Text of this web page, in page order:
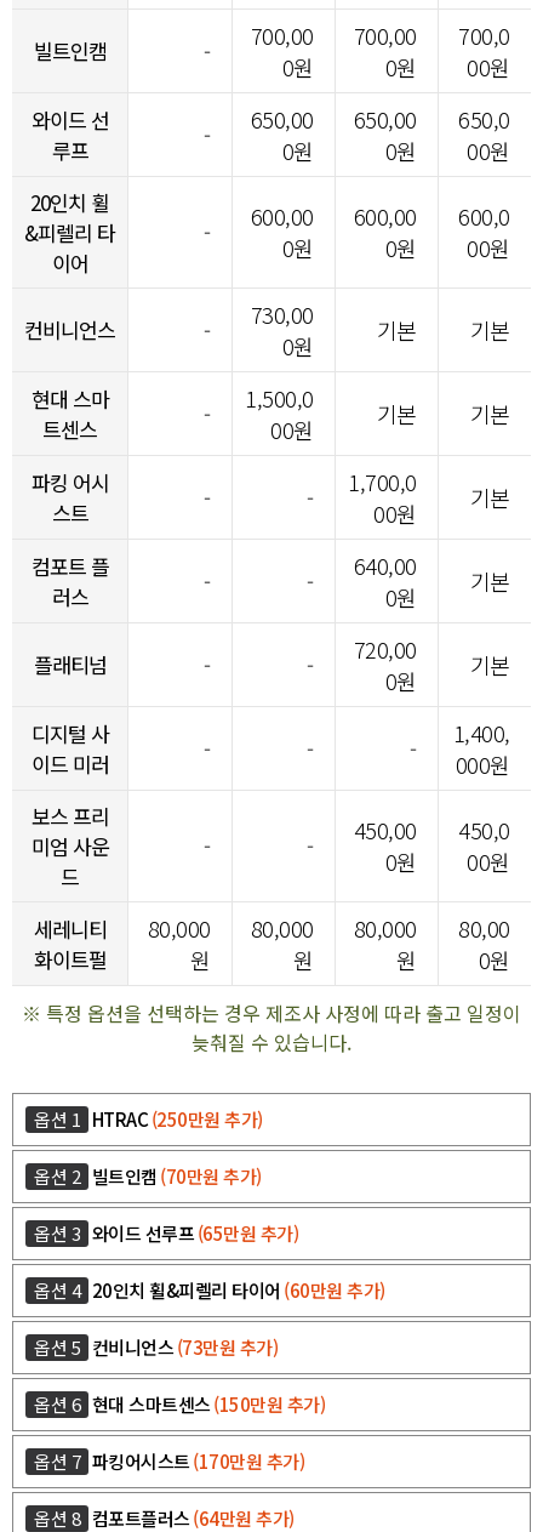
빌트인캠 -
700,00
0원
700,00
0원
700,0
00원
와이드 선
루프
-
650,00
0원
650,00
0원
650,0
00원
20인치 휠
&피렐리 타
이어
-
600,00
0원
600,00
0원
600,0
00원
컨비니언스 -
730,00
0원
기본 기본
현대 스마
트센스
-
1,500,0
00원
기본 기본
파킹 어시
스트
- -
1,700,0
00원
기본
컴포트 플
러스
- -
640,00
0원
기본
플래티넘 - -
720,00
0원
기본
디지털 사
이드 미러
- - -
1,400,
000원
보스 프리
미엄 사운
드
- -
450,00
0원
450,0
00원
세레니티
화이트펄
80,000
원
80,000
원
80,000
원
80,00
0원
※ 특정 옵션을 선택하는 경우 제조사 사정에 따라 출고 일정이
늦춰질 수 있습니다.
옵션 1 HTRAC(250만원 추가)
옵션 2 빌트인캠 (70만원 추가)
옵션 3 와이드 선루프(65만원 추가)
옵션 4 20인치 휠&피렐리 타이어 (60만원 추가)
옵션 5 컨비니언스(73만원 추가)
옵션 6 현대 스마트센스(150만원 추가)
옵션 7 파킹어시스트(170만원 추가)
옵션 8 컴포트플러스(64만원 추가)